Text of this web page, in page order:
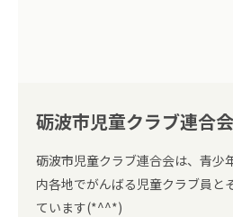
砺波市児童クラブ連合会
砺波市児童クラブ連合会は、青少
内各地でがんばる児童クラブ員と
ています(*^^*)